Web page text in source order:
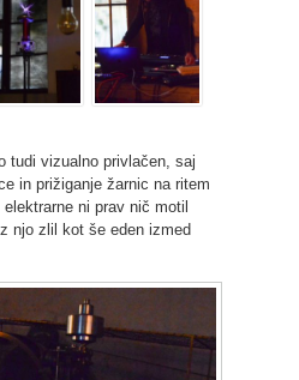
tudi vizualno privlačen, saj
in prižiganje žarnic na ritem
ni prav nič motil
njo zlil kot še eden izmed